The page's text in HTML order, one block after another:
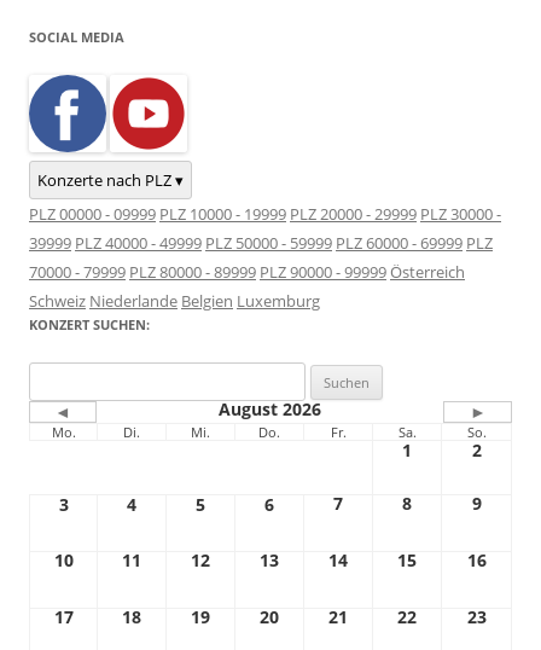
SOCIAL MEDIA
Konzerte nach PLZ ▾
PLZ 00000 - 09999 PLZ 10000 - 19999 PLZ 20000 - 29999 PLZ 30000 -
39999 PLZ 40000 - 49999 PLZ 50000 - 59999 PLZ 60000 - 69999 PLZ
70000 - 79999 PLZ 80000 - 89999 PLZ 90000 - 99999Österreich
Schweiz Niederlande Belgien Luxemburg
KONZERT SUCHEN:
nach:
◄ August 2026 ►
Mo. Di. Mi. Do. Fr. Sa. So.
1 2
3 4 5 6 7 8 9
10 11 12 13 14 15 16
17 18 19 20 21 22 23